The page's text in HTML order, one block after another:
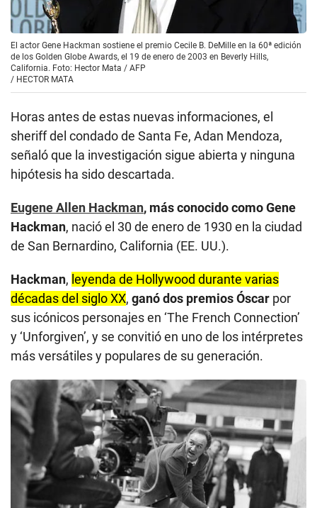
El actor Gene Hackman sostiene el premio Cecile B. DeMille en la 60ª edición
de los Golden Globe Awards, el 19 de enero de 2003 en Beverly Hills,
California. Foto: Hector Mata / AFP
/ HECTOR MATA
Horas antes de estas nuevas informaciones, el
sheriff del condado de Santa Fe, Adan Mendoza,
señaló que la investigación sigue abierta y ninguna
hipótesis ha sido descartada.
Eugene Allen Hackman, más conocido como Gene
Hackman, nació el 30 de enero de 1930 en la ciudad
de San Bernardino, California (EE. UU.).
Hackman, leyenda de Hollywood durante varias
décadas del siglo XX, ganó dos premios Óscar por
sus icónicos personajes en ‘The French Connection’
y ‘Unforgiven’, y se convitió en uno de los intérpretes
más versátiles y populares de su generación.